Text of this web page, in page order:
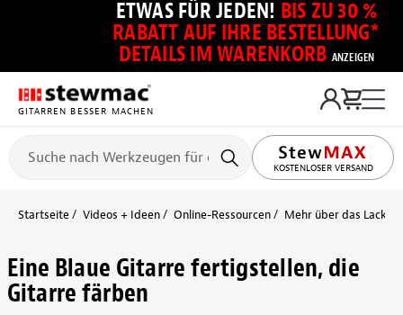
ETWAS FÜR JEDEN! BIS ZU 30 %
RABATT AUF IHRE BESTELLUNG*
DETAILS IM WARENKORB ANZEIGEN
GITARREN BESSER MACHEN
KOSTENLOSER VERSAND
Startseite Videos + Ideen Online-Ressourcen Mehr über das
Eine Blaue Gitarre fertigstellen, die
Gitarre färben